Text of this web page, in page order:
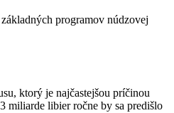
programov núdzovej
ktorý je najčastejšou príčinou
miliarde libier ročne by sa predišlo